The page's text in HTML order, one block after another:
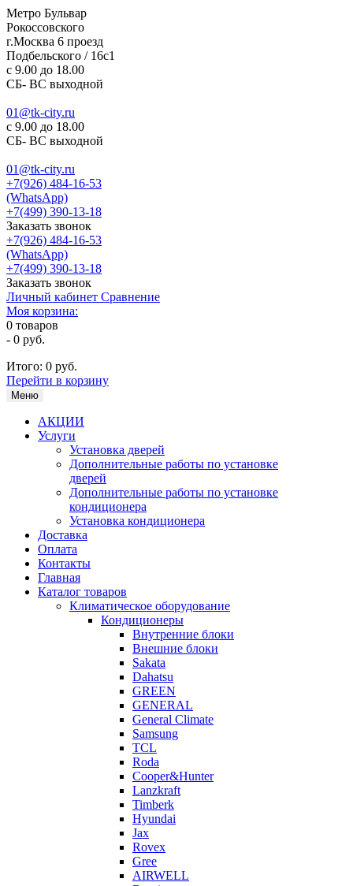
Метро Бульвар
Рокоссовского
г.Москва 6 проезд
Подбельского / 16с1
c 9.00 до 18.00
СБ- ВС выходной
01@tk-city.ru
c 9.00 до 18.00
СБ- ВС выходной
01@tk-city.ru
+7(926) 484-16-53
(WhatsApp)
+7(499) 390-13-18
Заказать звонок
+7(926) 484-16-53
(WhatsApp)
+7(499) 390-13-18
Заказать звонок
Личный кабинет Сравнение
Моя корзина:
0 товаров
- 0 руб.
Итого: 0 руб.
Перейти в корзину
Меню
АКЦИИ
Услуги
Установка дверей
Дополнительные работы по установке
дверей
Дополнительные работы по установке
кондиционера
Установка кондиционера
Доставка
Оплата
Контакты
Главная
Каталог товаров
Климатическое оборудование
Кондиционеры
Внутренние блоки
Внешние блоки
Sakata
Dahatsu
GREEN
GENERAL
General Climate
Samsung
TCL
Roda
Cooper&Hunter
Lanzkraft
Timberk
Hyundai
Jax
Rovex
Gree
AIRWELL